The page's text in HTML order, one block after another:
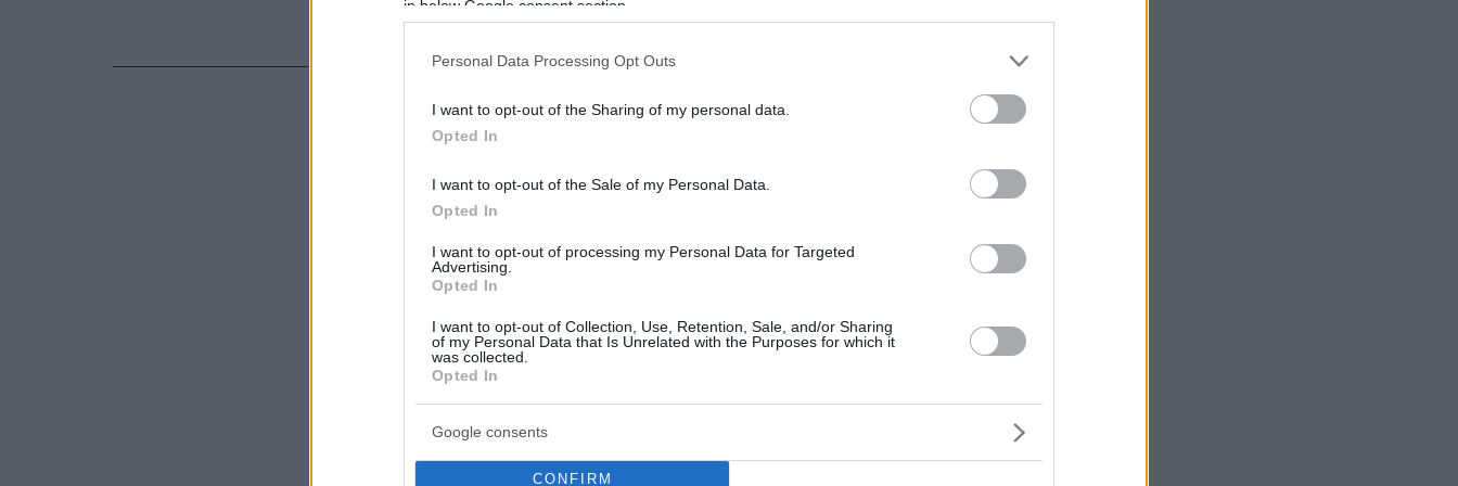
in below Google consent section.
Personal Data Processing Opt Outs
I want to opt-out of the Sharing of my personal data.
Opted In
I want to opt-out of the Sale of my Personal Data.
Opted In
I want to opt-out of processing my Personal Data for Targeted
Advertising.
Opted In
I want to opt-out of Collection, Use, Retention, Sale, and/or Sharing
of my Personal Data that Is Unrelated with the Purposes for which it
was collected.
Opted In
Google consents
CONFIRM
του γνωστού ηθοποιού και το ατύχημα που προκάλεσε, αλλά και